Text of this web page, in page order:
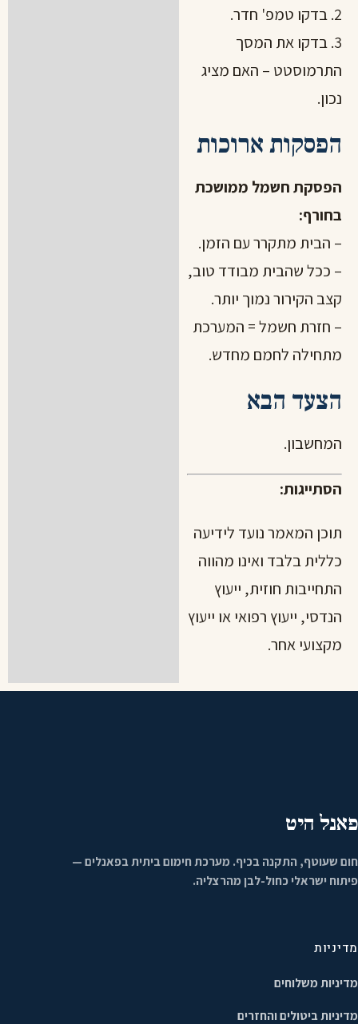
2. בדקו טמפ' חדר.
3. בדקו את המסך
התרמוסטט – האם מציג
נכון.
הפסקות ארוכות
הפסקת חשמל ממושכת
בחורף:
– הבית מתקרר עם הזמן.
– ככל שהבית מבודד טוב,
קצב הקירור נמוך יותר.
– חזרת חשמל = המערכת
מתחילה לחמם מחדש.
הצעד הבא
המחשבון.
הסתייגות:
תוכן המאמר נועד לידיעה
כללית בלבד ואינו מהווה
התחייבות חוזית, ייעוץ
הנדסי, ייעוץ רפואי או ייעוץ
מקצועי אחר.
פאנל היט
חום שעוטף, התקנה בכיף. מערכת חימום ביתית בפאנלים —
פיתוח ישראלי כחול-לבן מהרצליה.
מדיניות
מדיניות משלוחים
מדיניות ביטולים והחזרים